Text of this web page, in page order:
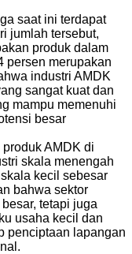
saat ini terdapat
jumlah tersebut,
produk dalam
persen merupakan
industri AMDK
sangat kuat dan
mampu memenuhi
besar
AMDK di
skala menengah
kecil sebesar
bahwa sektor
tetapi juga
usaha kecil dan
penciptaan lapangan